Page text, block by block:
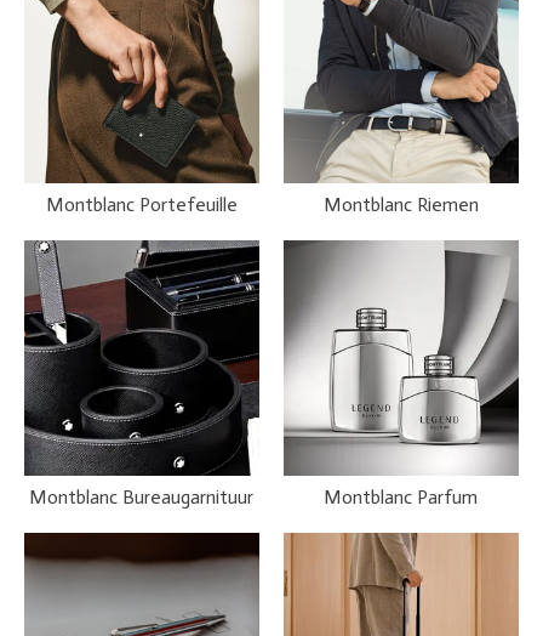
Montblanc Portefeuille Montblanc Riemen
Montblanc Bureaugarnituur Montblanc Parfum